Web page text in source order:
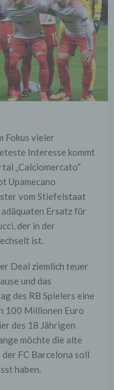
Fokus vieler
Interesse kommt
„Calciomercato“
Upamecano
vom Stiefelstaat
Ersatz für
der in der
ist.
Deal ziemlich teuer
und das
des RB Spielers eine
100 Millionen Euro
des 18 Jährigen
möchte die alte
FC Barcelona soll
haben.